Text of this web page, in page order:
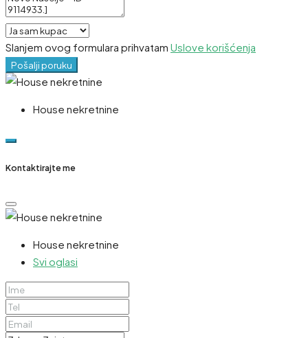
Slanjem ovog formulara prihvatam Uslove korišćenja
Pošalji poruku
House nekretnine
Kontaktirajte me
House nekretnine
Svi oglasi